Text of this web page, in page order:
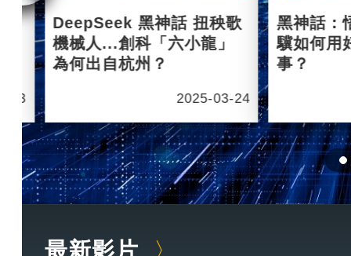
03
DeepSeek 黑神話 扭秧歌
機械人...創科「六小龍」
為何出自杭州？
2025-03-24
黑神話：
驥如何用
事？
最新影片